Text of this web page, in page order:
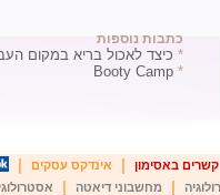
כתבות נוספות
* כיצד לאכול בריא במקום
*
Booty Camp
קשרים באסימון אינדקס עסקים
מחשבוני דיאטה